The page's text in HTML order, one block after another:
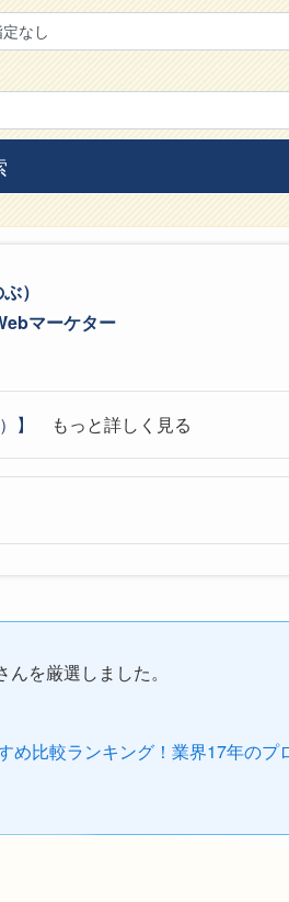
）
マーケター
】 もっと詳しく見る
を厳選しました。
め比較ランキング！業界17年のプ